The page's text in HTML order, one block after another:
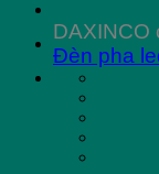
DAXINCO
Đèn pha